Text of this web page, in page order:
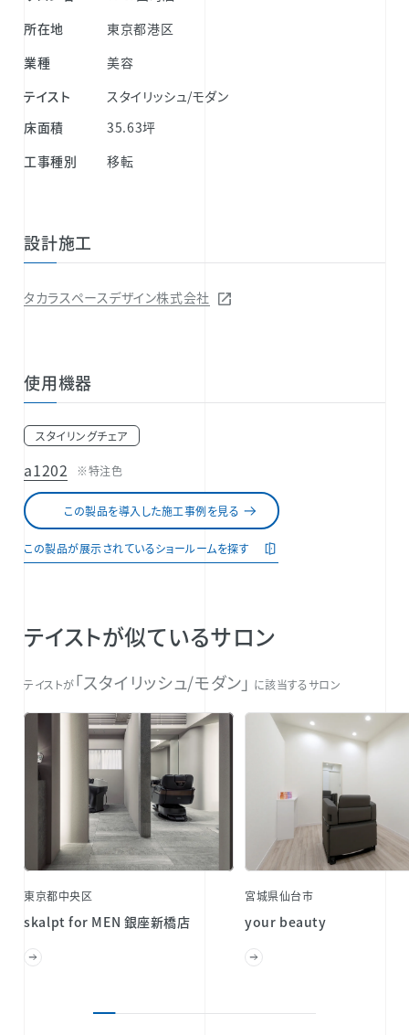
所在地
東京都港区
業種
美容
テイスト
スタイリッシュ/モダン
床面積
35.63坪
工事種別
移転
設計施工
タカラスペースデザイン株式会社
使用機器
スタイリングチェア
a1202 ※特注色
この製品を導入した施工事例を見る
この製品が展示されているショールームを探す
テイストが似ているサロン
テイストが「スタイリッシュ/モダン」 に該当するサロン
東京都中央区
skalpt for MEN 銀座新橋店
宮城県仙台市
your beauty